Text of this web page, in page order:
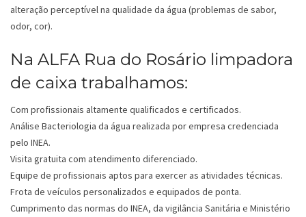
alteração perceptível na qualidade da água (problemas de sabor,
odor, cor).
Na ALFA Rua do Rosário limpadora
de caixa trabalhamos:
Com profissionais altamente qualificados e certificados.
Análise Bacteriologia da água realizada por empresa credenciada
pelo INEA.
Visita gratuita com atendimento diferenciado.
Equipe de profissionais aptos para exercer as atividades técnicas.
Frota de veículos personalizados e equipados de ponta.
Cumprimento das normas do INEA, da vigilância Sanitária e Ministério